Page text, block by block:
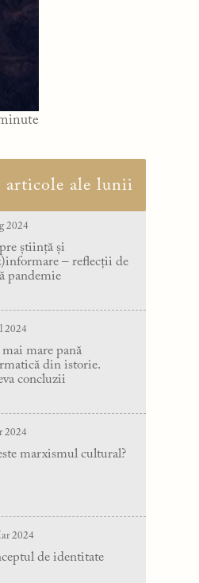
articole ale lunii
2024
știință și
– reflecții de
pandemie
2024
mai mare pană
din istorie.
concluzii
2024
marxismul cultural?
2024
de identitate